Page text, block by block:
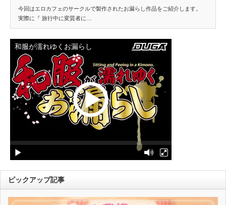
今回はエロカフェのサークルで製作されたお漏らし作品をご紹介します。
実際に『 旅行中に変質者に…
ピックアップ記事